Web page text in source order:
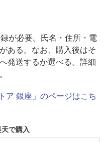
が必要。氏名・住所・電
ある。なお、購入後はそ
発送するか選べる。詳細
ア 銀座」のページはこち
で購入